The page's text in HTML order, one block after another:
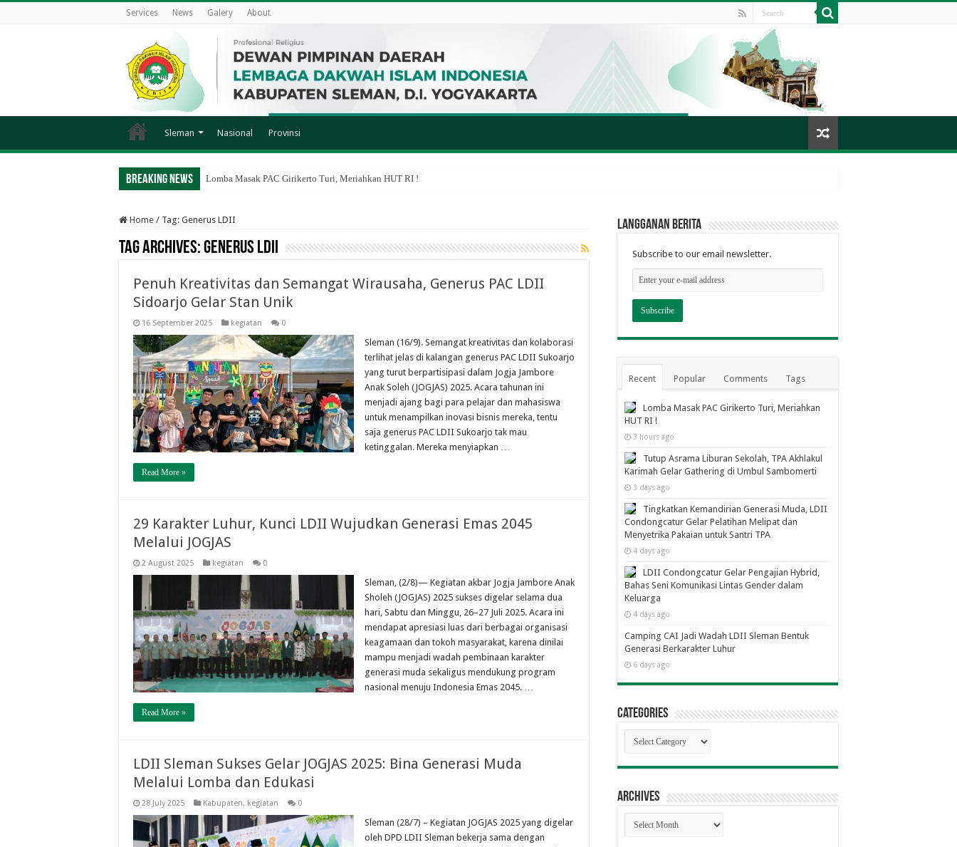
Services News Galery About
Sleman Nasional Provinsi
Breaking News Lomba Masak PAC Girikerto Turi, Meriahkan HUT RI !
Home / Tag: Generus LDII
Tag Archives:Generus LDII
Penuh Kreativitas dan Semangat Wirausaha, Generus PAC LDII
Sidoarjo Gelar Stan Unik
16 September 2025 kegiatan 0
Sleman (16/9). Semangat kreativitas dan kolaborasi
terlihat jelas di kalangan generus PAC LDII Sukoarjo
yang turut berpartisipasi dalam Jogja Jambore
Anak Soleh (JOGJAS) 2025. Acara tahunan ini
menjadi ajang bagi para pelajar dan mahasiswa
untuk menampilkan inovasi bisnis mereka, tentu
saja generus PAC LDII Sukoarjo tak mau
ketinggalan. Mereka menyiapkan …
Read More »
29 Karakter Luhur, Kunci LDII Wujudkan Generasi Emas 2045
Melalui JOGJAS
2 August 2025 kegiatan 0
Sleman, (2/8)— Kegiatan akbar Jogja Jambore Anak
Sholeh (JOGJAS) 2025 sukses digelar selama dua
hari, Sabtu dan Minggu, 26–27 Juli 2025. Acara ini
mendapat apresiasi luas dari berbagai organisasi
keagamaan dan tokoh masyarakat, karena dinilai
mampu menjadi wadah pembinaan karakter
generasi muda sekaligus mendukung program
nasional menuju Indonesia Emas 2045. …
Read More »
LDII Sleman Sukses Gelar JOGJAS 2025: Bina Generasi Muda
Melalui Lomba dan Edukasi
28 July 2025 Kabupaten, kegiatan 0
Sleman (28/7) – Kegiatan JOGJAS 2025 yang digelar
oleh DPD LDII Sleman bekerja sama dengan
Langganan berita
Subscribe to our email newsletter.
Recent Popular Comments Tags
Lomba Masak PAC Girikerto Turi, Meriahkan
HUT RI !
3 hours ago
Tutup Asrama Liburan Sekolah, TPA Akhlakul
Karimah Gelar Gathering di Umbul Sambomerti
3 days ago
Tingkatkan Kemandirian Generasi Muda, LDII
Condongcatur Gelar Pelatihan Melipat dan
Menyetrika Pakaian untuk Santri TPA
4 days ago
LDII Condongcatur Gelar Pengajian Hybrid,
Bahas Seni Komunikasi Lintas Gender dalam
Keluarga
4 days ago
Camping CAI Jadi Wadah LDII Sleman Bentuk
Generasi Berkarakter Luhur
6 days ago
Categories
Categories
Archives
Archives